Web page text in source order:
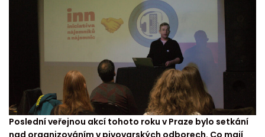
Poslední veřejnou akcí tohoto roku v Praze bylo setkání
nad organizováním v pivovarských odborech. Co mají